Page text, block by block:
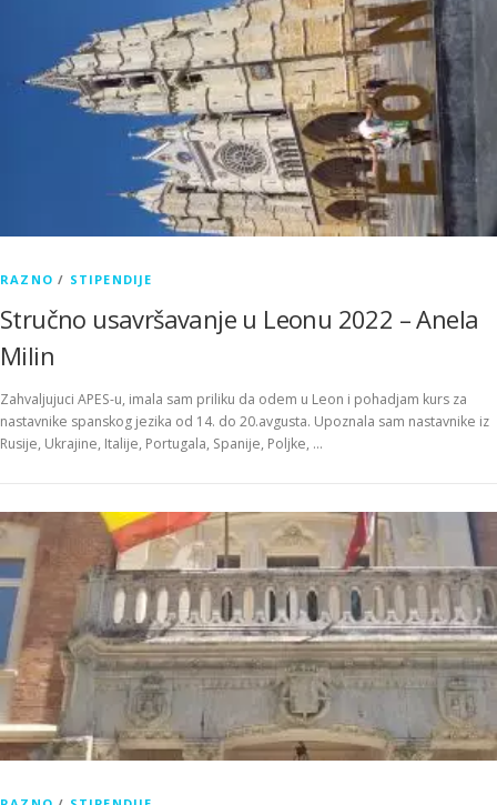
RAZNO / STIPENDIJE
Stručno usavršavanje u Leonu 2022 – Anela
Milin
Zahvaljujuci APES-u, imala sam priliku da odem u Leon i pohadjam kurs za
nastavnike spanskog jezika od 14. do 20.avgusta. Upoznala sam nastavnike iz
Rusije, Ukrajine, Italije, Portugala, Spanije, Poljke, …